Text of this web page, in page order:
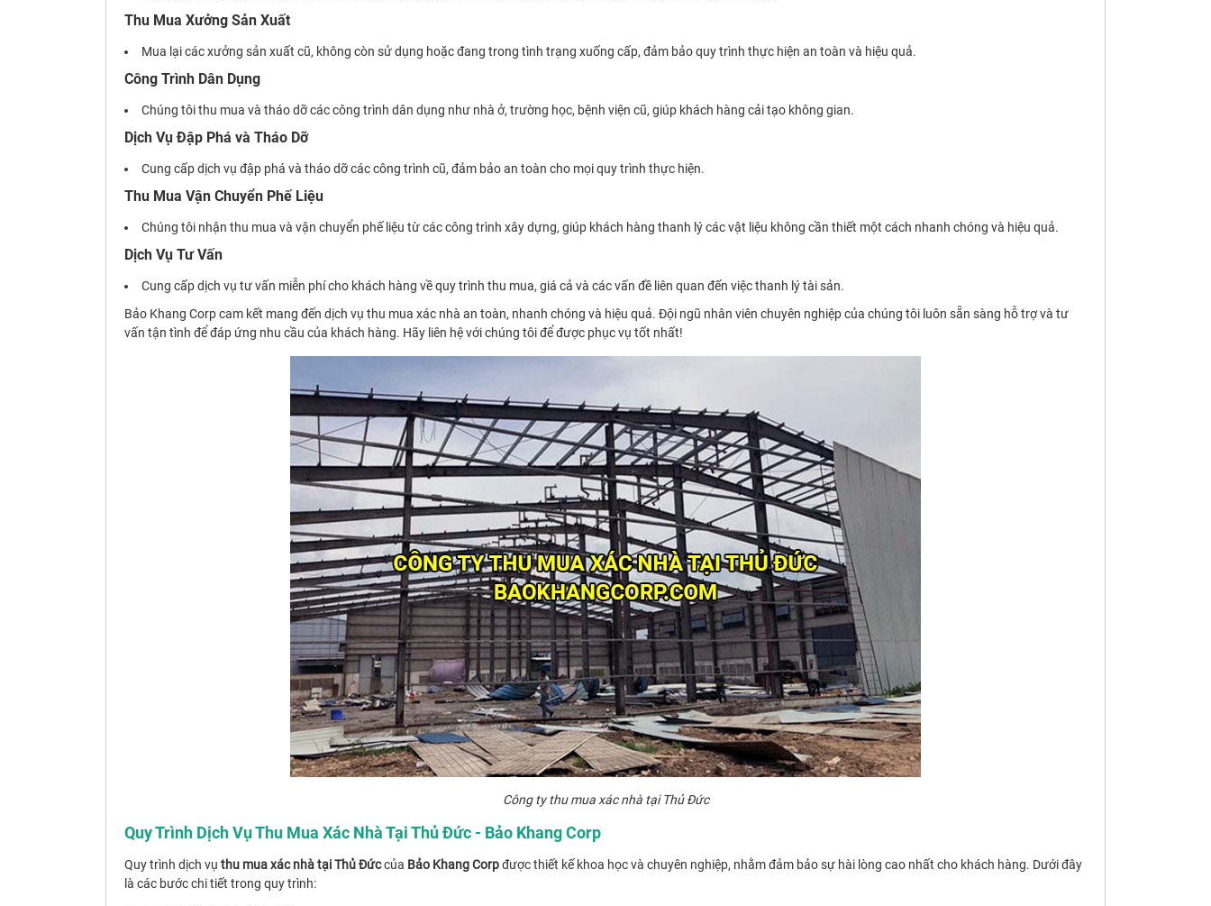
Thu Mua Xưởng Sản Xuất
Mua lại các xưởng sản xuất cũ, không còn sử dụng hoặc đang trong tình trạng xuống cấp, đảm bảo quy trình thực hiện an toàn và hiệu quả.
Công Trình Dân Dụng
Chúng tôi thu mua và tháo dỡ các công trình dân dụng như nhà ở, trường học, bệnh viện cũ, giúp khách hàng cải tạo không gian.
Dịch Vụ Đập Phá và Tháo Dỡ
Cung cấp dịch vụ đập phá và tháo dỡ các công trình cũ, đảm bảo an toàn cho mọi quy trình thực hiện.
Thu Mua Vận Chuyển Phế Liệu
Chúng tôi nhận thu mua và vận chuyển phế liệu từ các công trình xây dựng, giúp khách hàng thanh lý các vật liệu không cần thiết một cách nhanh chóng và hiệu quả.
Dịch Vụ Tư Vấn
Cung cấp dịch vụ tư vấn miễn phí cho khách hàng về quy trình thu mua, giá cả và các vấn đề liên quan đến việc thanh lý tài sản.
Bảo Khang Corp cam kết mang đến dịch vụ thu mua xác nhà an toàn, nhanh chóng và hiệu quả. Đội ngũ nhân viên chuyên nghiệp của chúng tôi luôn sẵn sàng hỗ trợ và tư
vấn tận tình để đáp ứng nhu cầu của khách hàng. Hãy liên hệ với chúng tôi để được phục vụ tốt nhất!
Công ty thu mua xác nhà tại Thủ Đức
Quy Trình Dịch Vụ Thu Mua Xác Nhà Tại Thủ Đức - Bảo Khang Corp
Quy trình dịch vụ thu mua xác nhà tại Thủ Đứccủa Bảo Khang Corpđược thiết kế khoa học và chuyên nghiệp, nhằm đảm bảo sự hài lòng cao nhất cho khách hàng. Dưới đây
là các bước chi tiết trong quy trình: